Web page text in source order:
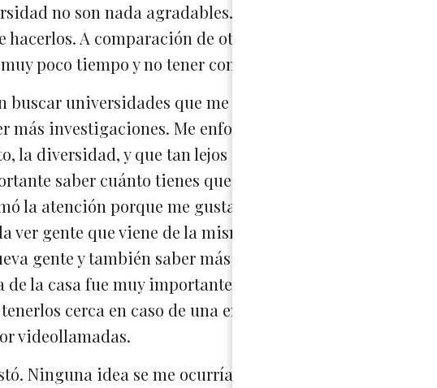
no son nada agradables. A veces nos cansamos de
A comparación de otros, para mí el proceso ha
poco tiempo y no tener consejeras a mi lado.
universidades que me interesaban. Encontré
más investigaciones. Me enfoqué que me interesaban con
la diversidad, y que tan lejos estaba de casa. El aspecto
saber cuánto tienes que pagar y no quedar
la atención porque me gustaría ir a una universidad
gente que viene de la misma categoría que yo. No solo
gente y también saber más sobre sus culturas,
la casa fue muy importante para mí. Busqué lugares
cerca en caso de una emergencia. Pero si ese no es
videollamadas.
Ninguna idea se me ocurría, me sentía perdido. Cuando